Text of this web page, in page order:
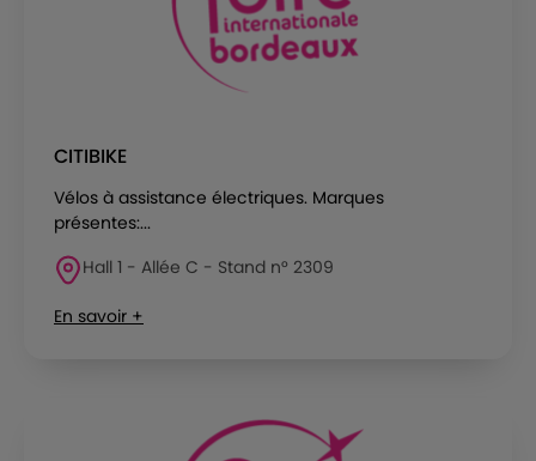
CITIBIKE
Vélos à assistance électriques. Marques
présentes:...
Hall 1 - Allée C - Stand n° 2309
En savoir +